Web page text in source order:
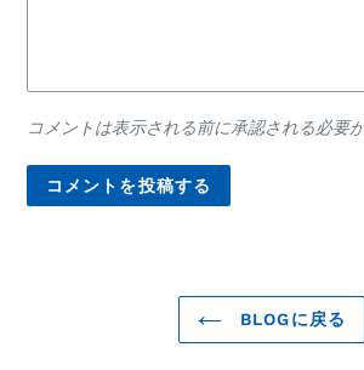
コメントは表示される前に承認される必要
BLOGに戻る